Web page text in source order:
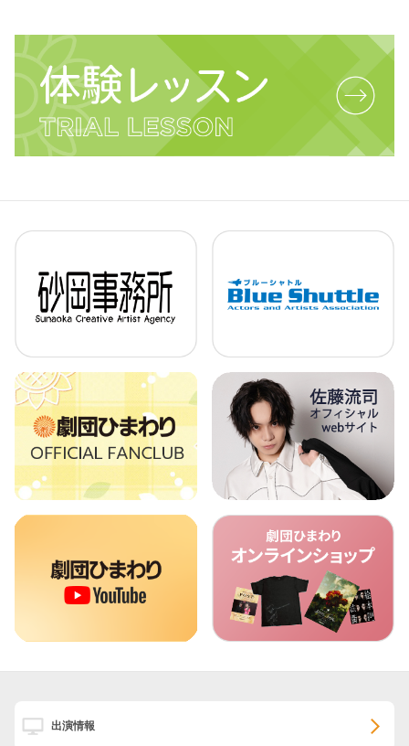
出演情報